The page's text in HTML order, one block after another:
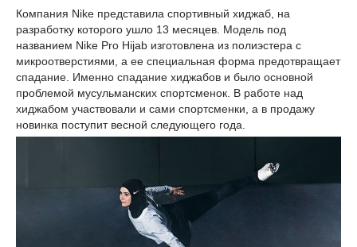
Компания Nike представила спортивный хиджаб, на
разработку которого ушло 13 месяцев. Модель под
названием Nike Pro Hijab изготовлена из полиэстера с
микроотверстиями, а ее специальная форма предотвращает
спадание. Именно спадание хиджабов и было основной
проблемой мусульманских спортсменок. В работе над
хиджабом участвовали и сами спортсменки, а в продажу
новинка поступит весной следующего года.